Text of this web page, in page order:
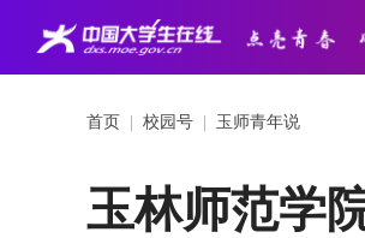
首页 校园号 玉师青年说
玉林师范学